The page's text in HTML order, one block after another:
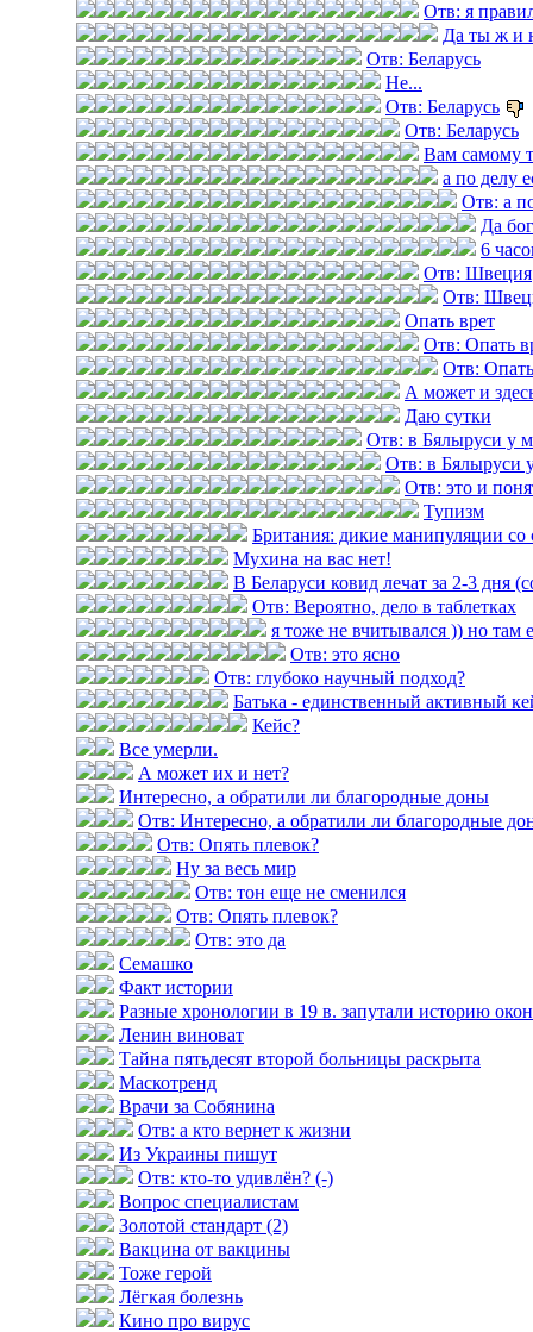
Отв: я
Да ты ж и
Отв: Беларусь
Не...
Отв: Беларусь
Отв: Беларусь
Вам самому
а по делу
Отв: а
Да
6
Отв: Швеция
Отв:
Опать врет
Отв: Опать
Отв:
А может и
Даю сутки
Отв: в Бялыруси у
Отв: в Бялыруси
Отв: это и
Тупизм
Британия: дикие манипуляции со
Мухина на вас нет!
В Беларуси ковид лечат за 2-3 дня
Отв: Вероятно, дело в таблетках
я тоже не вчитывался )) но там
Отв: это ясно
Отв: глубоко научный подход?
Батька - единственный активный
Кейс?
Все умерли.
А может их и нет?
Интересно, а обратили ли благородные доны
Отв: Интересно, а обратили ли благородные
Отв: Опять плевок?
Ну за весь мир
Отв: тон еще не сменился
Отв: Опять плевок?
Отв: это да
Семашко
Факт истории
Разные хронологии в 19 в. запутали историю
Ленин виноват
Тайна пятьдесят второй больницы раскрыта
Маскотренд
Врачи за Собянина
Отв: а кто вернет к жизни
Из Украины пишут
Отв: кто-то удивлён? (-)
Вопрос специалистам
Золотой стандарт (2)
Вакцина от вакцины
Тоже герой
Лёгкая болезнь
Кино про вирус